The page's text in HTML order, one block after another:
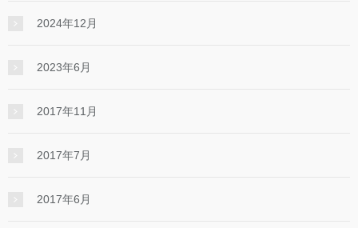
2024年12月
2023年6月
2017年11月
2017年7月
2017年6月